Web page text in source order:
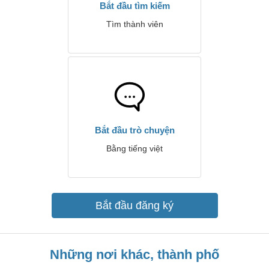
Bắt đầu tìm kiếm
Tìm thành viên
Bắt đầu trò chuyện
Bằng tiếng việt
Bắt đầu đăng ký
Những nơi khác, thành phố